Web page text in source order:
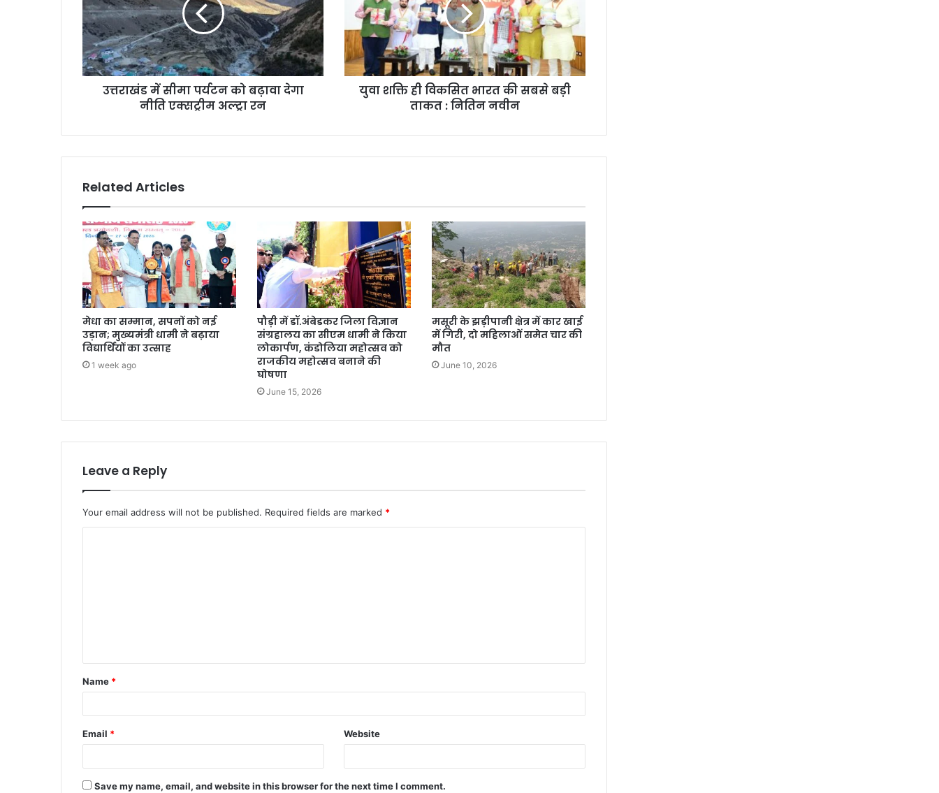
उत्तराखंड में सीमा पर्यटन को बढ़ावा देगा
नीति एक्सट्रीम अल्ट्रा रन
युवा शक्ति ही विकसित भारत की सबसे बड़ी
ताकत : नितिन नवीन
Related Articles
मेधा का सम्मान, सपनों को नई
उड़ान; मुख्यमंत्री धामी ने बढ़ाया
विद्यार्थियों का उत्साह
1 week ago
पौड़ी में डॉ.अंबेडकर जिला विज्ञान
संग्रहालय का सीएम धामी ने किया
लोकार्पण, कंडोलिया महोत्सव को
राजकीय महोत्सव बनाने की
घोषणा
June 15, 2026
मसूरी के झड़ीपानी क्षेत्र में कार खाई
में गिरी, दो महिलाओं समेत चार की
मौत
June 10, 2026
Leave a Reply
Your email address will not be published. Required fields are marked *
t
*
Name *
Email * Website
Save my name, email, and website in this browser for the next time I comment.